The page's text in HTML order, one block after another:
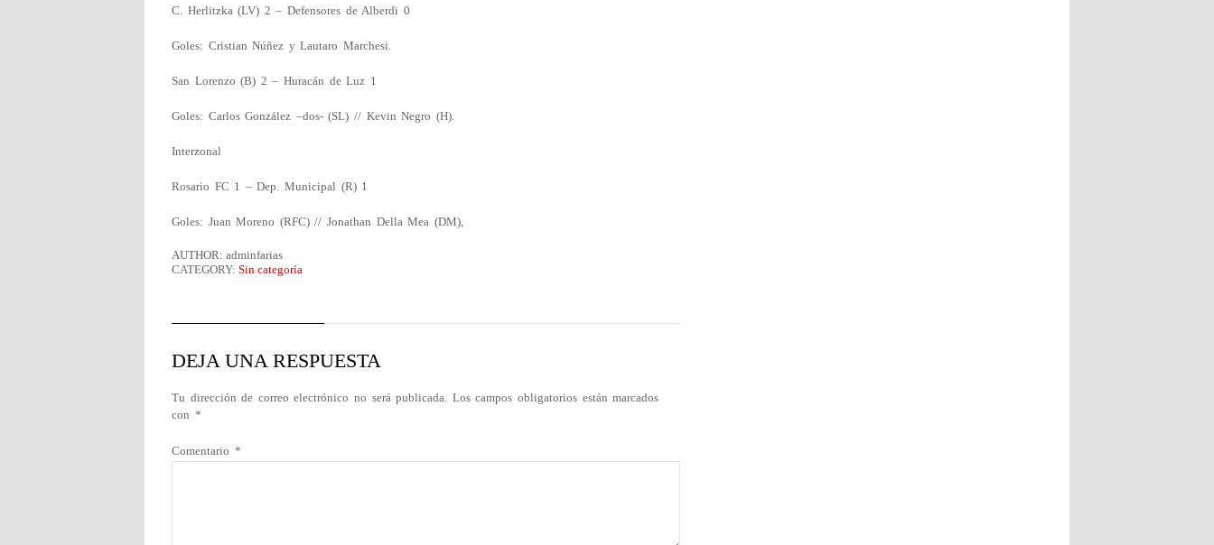
C. Herlitzka (LV) 2 – Defensores de Alberdi 0
Goles: Cristian Núñez y Lautaro Marchesi.
San Lorenzo (B) 2 – Huracán de Luz 1
Goles: Carlos González –dos- (SL) // Kevin Negro (H).
Interzonal
Rosario FC 1 – Dep. Municipal (R) 1
Goles: Juan Moreno (RFC) // Jonathan Della Mea (DM),
AUTHOR: adminfarias
CATEGORY: Sin categoría
DEJA UNA RESPUESTA
Tu dirección de correo electrónico no será publicada. Los campos obligatorios están marcados
con *
Comentario *